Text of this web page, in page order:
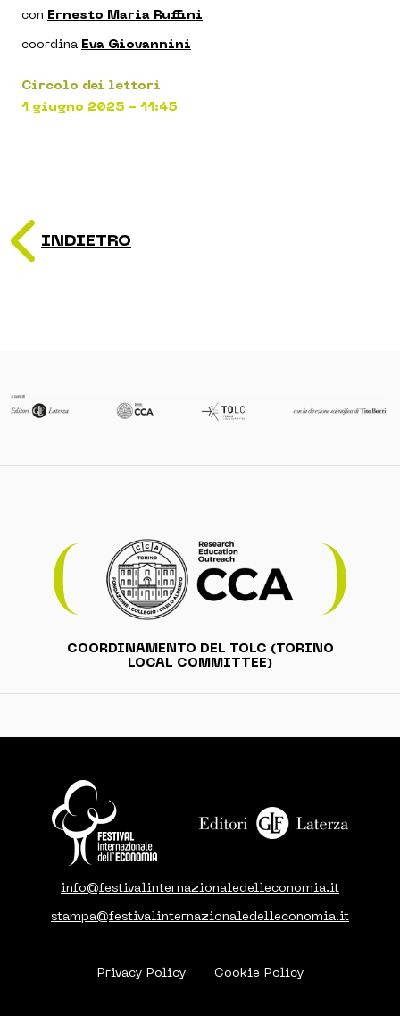
con Ernesto Maria Ruffini
coordina Eva Giovannini
Circolo dei lettori
1 giugno 2025 - 11:45
INDIETRO
COORDINAMENTO DEL TOLC (TORINO
LOCAL COMMITTEE)
info@festivalinternazionaledelleconomia.it
stampa@festivalinternazionaledelleconomia.it
Privacy Policy Cookie Policy